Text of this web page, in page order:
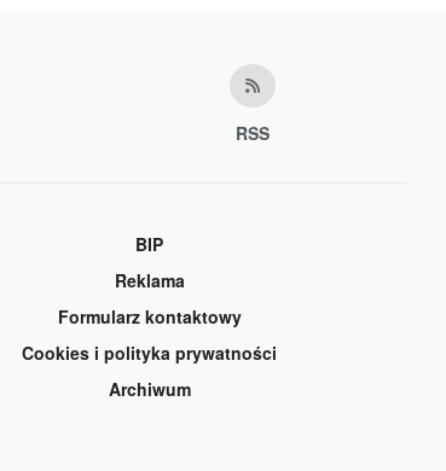
RSS
BIP
Reklama
Formularz kontaktowy
Cookies i polityka prywatności
Archiwum